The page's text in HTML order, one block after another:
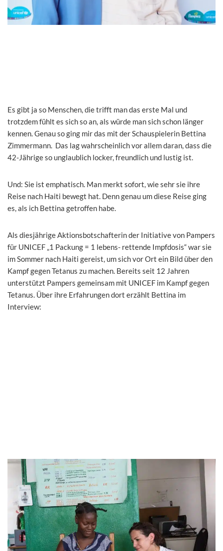
Es gibt ja so Menschen, die trifft man das erste Mal und
trotzdem fühlt es sich so an, als würde man sich schon länger
kennen. Genau so ging mir das mit der Schauspielerin Bettina
Zimmermann. Das lag wahrscheinlich vor allem daran, dass die
42-Jährige so unglaublich locker, freundlich und lustig ist.
Und: Sie ist emphatisch. Man merkt sofort, wie sehr sie ihre
Reise nach Haiti bewegt hat. Denn genau um diese Reise ging
es, als ich Bettina getroffen habe.
Als diesjährige Aktionsbotschafterin der Initiative von Pampers
für UNICEF „1 Packung = 1 lebens- rettende Impfdosis“ war sie
im Sommer nach Haiti gereist, um sich vor Ort ein Bild über den
Kampf gegen Tetanus zu machen. Bereits seit 12 Jahren
unterstützt Pampers gemeinsam mit UNICEF im Kampf gegen
Tetanus. Über ihre Erfahrungen dort erzählt Bettina im
Interview: